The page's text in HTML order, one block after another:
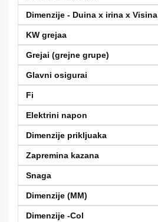
Dimenzije - Duina x irina x Visina
KW grejaa
Grejai (grejne grupe)
Glavni osigurai
Fi
Elektrini napon
Dimenzije prikljuaka
Zapremina kazana
Snaga
Dimenzije (MM)
Dimenzije -Col